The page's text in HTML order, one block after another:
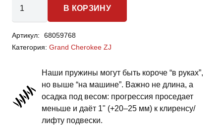
товара
Grand
Cherokee
пружины
задней
подвески
В КОРЗИНУ
Артикул:
68059768
Категория: Grand Cherokee ZJ
Наши пружины могут быть короче “в руках”,
но выше “на машине”. Важно не длина, а
осадка под весом: прогрессия проседает
меньше и даёт 1" (+20–25 мм) к клиренсу/
лифту подвески.